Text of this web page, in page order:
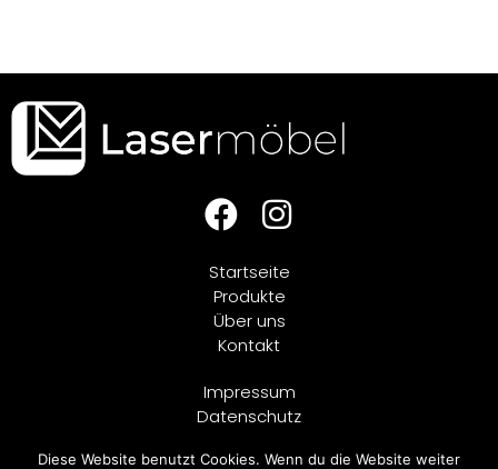
Startseite
Produkte
Über uns
Kontakt
Impressum
Datenschutz
Diese Website benutzt Cookies. Wenn du die Website weiter